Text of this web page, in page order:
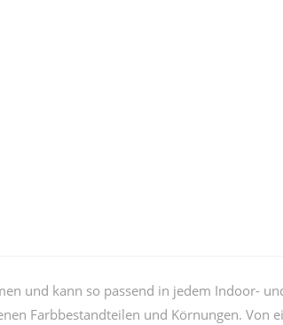
und kann so passend in jedem Indoor-
Farbbestandteilen und Körnungen. Von